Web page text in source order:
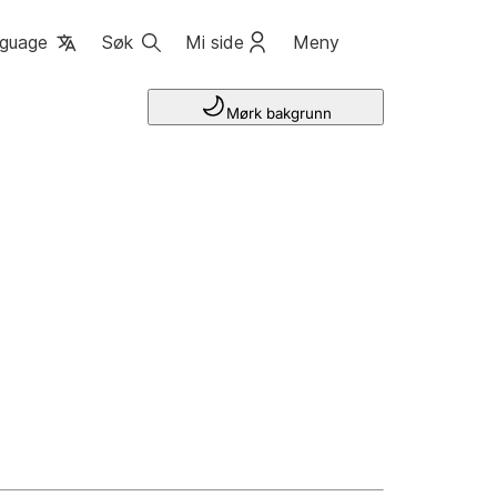
Søk Mi side Meny
Mørk bakgrunn